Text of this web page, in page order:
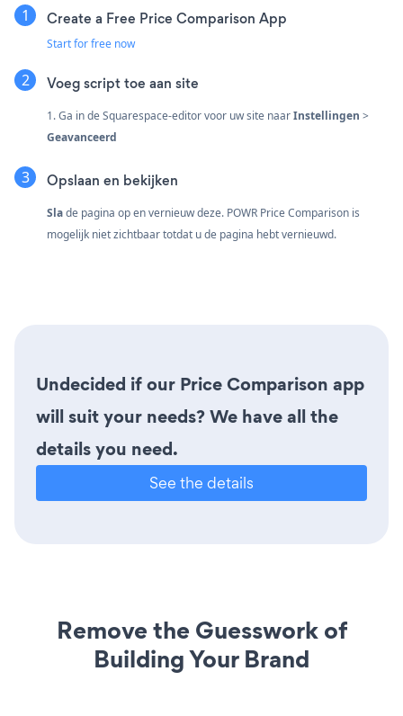
Create a Free Price Comparison App
Start for free now
Voeg script toe aan site
1. Ga in de Squarespace-editor voor uw site naarInstellingen >
Geavanceerd
Opslaan en bekijken
Slade pagina op en vernieuw deze. POWR Price Comparison is
mogelijk niet zichtbaar totdat u de pagina hebt vernieuwd.
Undecided if our Price Comparison app
will suit your needs? We have all the
details you need.
See the details
Remove the Guesswork of
Building Your Brand